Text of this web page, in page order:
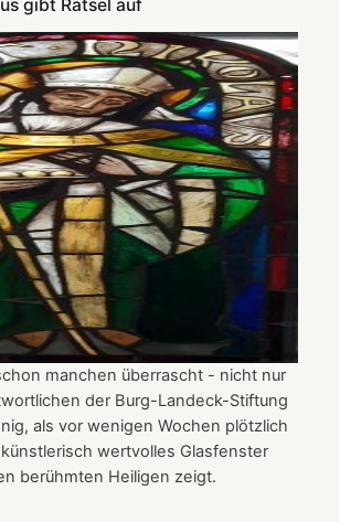
gibt Rätsel auf
manchen überrascht - nicht nur
der Burg-Landeck-Stiftung
als vor wenigen Wochen plötzlich
wertvolles Glasfenster
berühmten Heiligen zeigt.